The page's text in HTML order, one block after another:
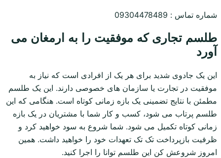
شماره تماس : 09304478489
طلسم تجاری که موفقیت را به ارمغان می
آورد
این یک جادوی شدید برای هر یک از افرادی است که نیاز به
موفقیت در تجارت یا سازمان های خصوصی دارند. این یک طلسم
مطمئن با نتایج تضمینی یک بازه زمانی کوتاه است. هنگامی که این
طلسم پرتاب می شود، کسب و کار شما با مشتریان در یک بازه
زمانی کوتاه تکمیل می شود. شما شروع به سود خواهید کرد و
ظرفیت بازپرداخت تک تک تعهدات خود را خواهید داشت. همین
امروز شروعش کن این طلسم توانا را اجرا کنید.